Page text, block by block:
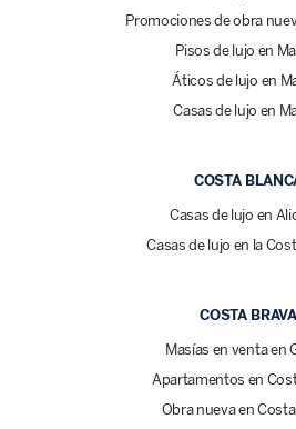
Promociones de obra
Pisos de lujo en
Áticos de lujo en
Casas de lujo en
COSTA
Casas de lujo en
Casas de lujo en la
COSTA BRAVA
Masías en venta en
Apartamentos en
Obra nueva en